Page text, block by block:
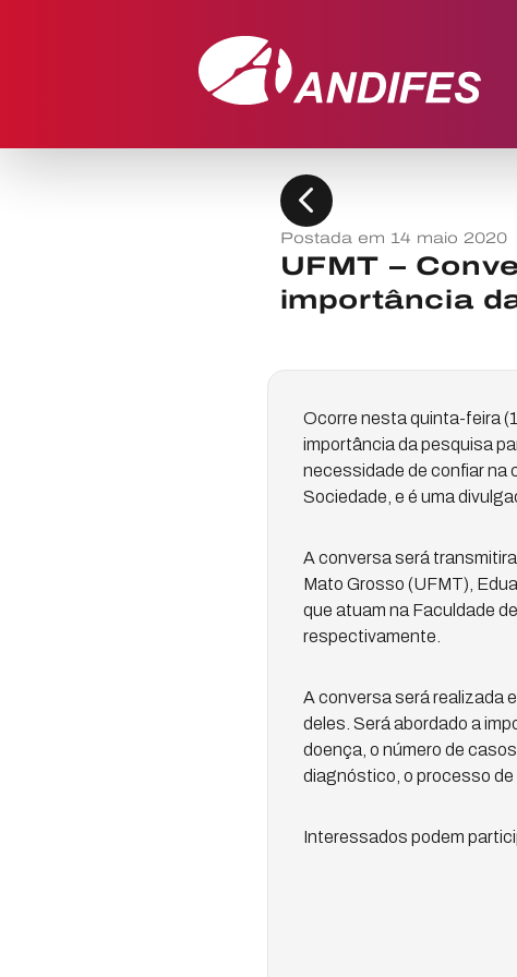
chevron_left
Postada em 14 maio 2020
UFMT –
importância
Ocorre nesta quinta-feira
importância da pesquisa
necessidade de confiar na
Sociedade, e é uma
A conversa será
Mato Grosso (UFMT),
que atuam na Faculdade
respectivamente.
A conversa será realizada
deles. Será abordado a
doença, o número de
diagnóstico, o processo
Interessados podem